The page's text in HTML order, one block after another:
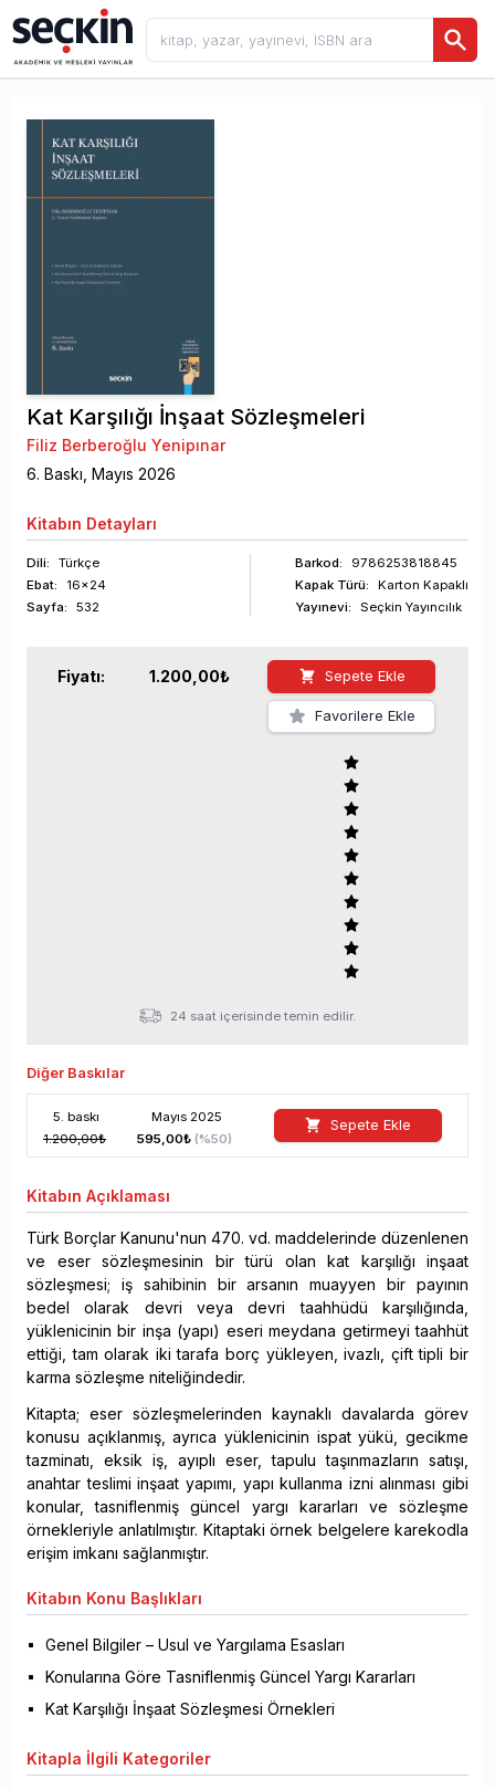
Kat Karşılığı İnşaat Sözleşmeleri
Filiz Berberoğlu Yenipınar
6. Baskı, Mayıs 2026
Kitabın Detayları
Dili:
Türkçe
Ebat:
16x24
Sayfa: 532
Barkod:
9786253818845
Kapak Türü:
Karton Kapaklı
Yayınevi:
Seçkin Yayıncılık
Fiyatı: 1.200,00₺ Sepete Ekle
Favorilere Ekle
24 saat içerisinde temin edilir.
Diğer Baskılar
5. baskı Mayıs 2025
1.200,00₺ 595,00₺ (%50)
Sepete Ekle
Kitabın Açıklaması
Türk Borçlar Kanunu'nun 470. vd. maddelerinde düzenlenen
ve eser sözleşmesinin bir türü olan kat karşılığı inşaat
sözleşmesi; iş sahibinin bir arsanın muayyen bir payının
bedel olarak devri veya devri taahhüdü karşılığında,
yüklenicinin bir inşa (yapı) eseri meydana getirmeyi taahhüt
ettiği, tam olarak iki tarafa borç yükleyen, ivazlı, çift tipli bir
karma sözleşme niteliğindedir.
Kitapta; eser sözleşmelerinden kaynaklı davalarda görev
konusu açıklanmış, ayrıca yüklenicinin ispat yükü, gecikme
tazminatı, eksik iş, ayıplı eser, tapulu taşınmazların satışı,
anahtar teslimi inşaat yapımı, yapı kullanma izni alınması gibi
konular, tasniflenmiş güncel yargı kararları ve sözleşme
örnekleriyle anlatılmıştır. Kitaptaki örnek belgelere karekodla
erişim imkanı sağlanmıştır.
Kitabın Konu Başlıkları
Genel Bilgiler – Usul ve Yargılama Esasları
Konularına Göre Tasniflenmiş Güncel Yargı Kararları
Kat Karşılığı İnşaat Sözleşmesi Örnekleri
Kitapla İlgili Kategoriler